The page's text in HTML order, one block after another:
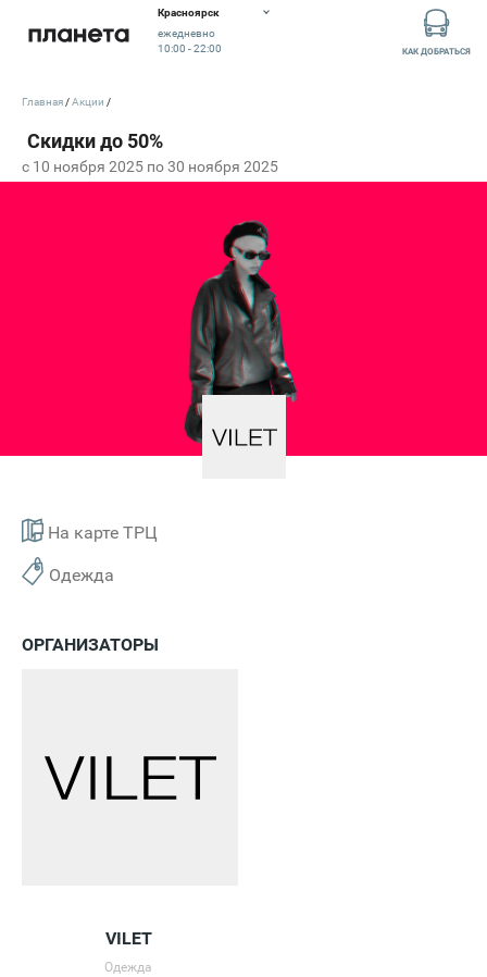
Красноярск
ежедневно
10:00 - 22:00
КАК ДОБРАТЬСЯ
c 10 ноября 2025 по 30 ноября 2025
На карте ТРЦ
Одежда
Главная Акции
ОРГАНИЗАТОРЫ
VILET
Одежда